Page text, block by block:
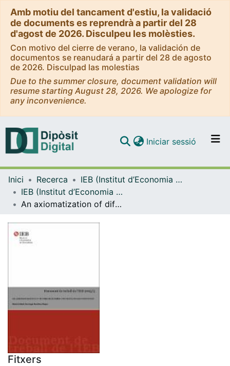
Amb motiu del tancament d'estiu, la validació
de documents es reprendrà a partir del 28
d'agost de 2026. Disculpeu les molèsties.
Con motivo del cierre de verano, la validación de
documentos se reanudará a partir del 28 de agosto
de 2026. Disculpad las molestias
Due to the summer closure, document validation will
resume starting August 28, 2026. We apologize for
any inconvenience.
Navega per tot el DD
Com publicar
Iniciar sessió (current)
Inici Recerca
IEB (Institut d’Economia de Barcelona)
IEB (Institut d’Economia de Barcelona) – Working Papers
An axiomatization of difference-form contest success funcions [WP]
Fitxers